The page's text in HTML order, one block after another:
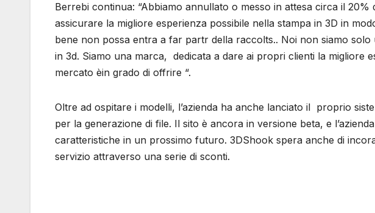
Berrebi continua: “Abbiamo annullato o messo in attesa circa il
assicurare la migliore esperienza possibile nella stampa in 3D in
bene non possa entra a far partr della raccolts.. Noi non siamo
in 3d. Siamo una marca, dedicata a dare ai propri clienti la migliore
mercato èin grado di offrire “.
Oltre ad ospitare i modelli, l’azienda ha anche lanciato il proprio
per la generazione di file. Il sito è ancora in versione beta, e
caratteristiche in un prossimo futuro. 3DShook spera anche di
servizio attraverso una serie di sconti.